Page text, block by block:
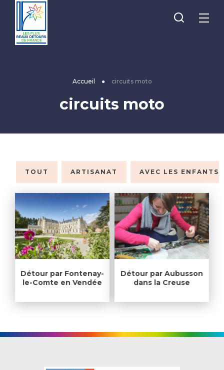
Je
Menu
Accueil ● circuits moto
circuits moto
TOUT ARTISANAT AVEC LES ENFANTS
Détour par Fontenay-
le-Comte en Vendée
Détour par Aubusson
dans la Creuse